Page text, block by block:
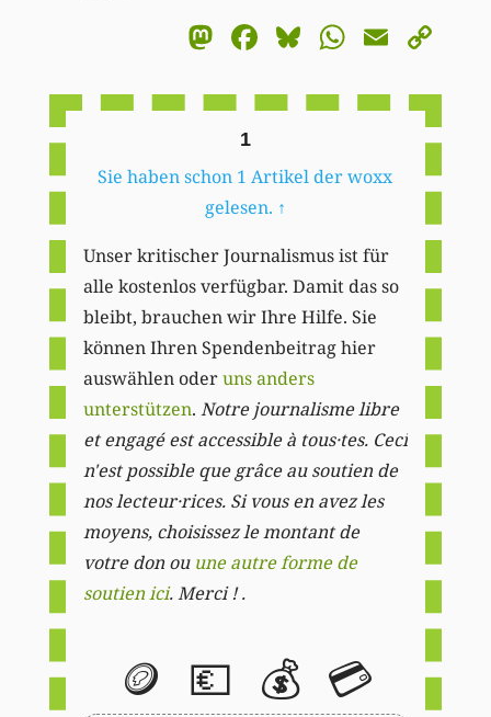
Mastodon
Facebook
BlueskyEmail
1
Sie haben schon 1 Artikel der woxx
gelesen. ↑
Unser kritischer Journalismus ist für
alle kostenlos verfügbar. Damit das so
bleibt, brauchen wir Ihre Hilfe. Sie
können Ihren Spendenbeitrag hier
auswählen oderuns anders
unterstützen. Notre journalisme libre
et engagé est accessible à tous·tes. Ceci
n'est possible que grâce au soutien de
nos lecteur·rices. Si vous en avez les
moyens, choisissez le montant de
votre don ou une autre forme de
soutien ici. Merci ! .
🪙 💶 💰 💳